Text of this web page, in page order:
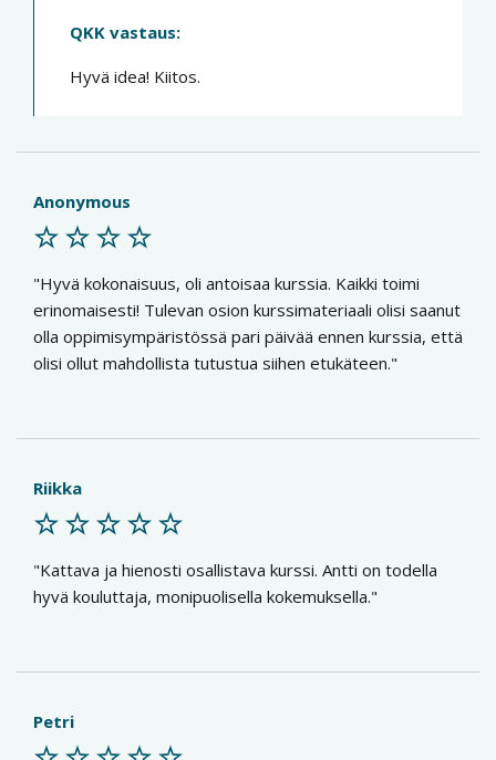
QKK vastaus:
Hyvä idea! Kiitos.
Anonymous
Hyvä kokonaisuus, oli antoisaa kurssia. Kaikki toimi
erinomaisesti! Tulevan osion kurssimateriaali olisi saanut
olla oppimisympäristössä pari päivää ennen kurssia, että
olisi ollut mahdollista tutustua siihen etukäteen.
Riikka
Kattava ja hienosti osallistava kurssi. Antti on todella
hyvä kouluttaja, monipuolisella kokemuksella.
Petri